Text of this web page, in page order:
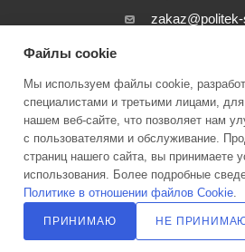
г. Санкт-Петербург,
2026 © Инженерные системы Политэк
Файлы cookie
Мы используем файлы cookie,
специалистами и третьими лицами,
нашем веб-сайте, что позволяет нам
с пользователями и обслуживание.
страниц нашего сайта, вы принимаете
использования. Более подробные
Политике в отношении файлов Cookie.
ПРИНИМАЮ НЕ